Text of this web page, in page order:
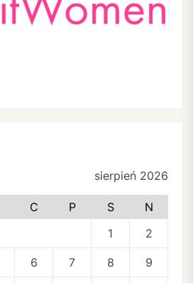
sierpień 2026
C P S
N
1
2
6 7 8 9